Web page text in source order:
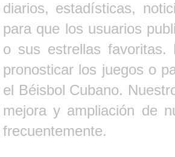
diarios, estadísticas,
para que los usuarios
o sus estrellas favoritas.
pronosticar los juegos o
el Béisbol Cubano.
mejora y ampliación de
frecuentemente.